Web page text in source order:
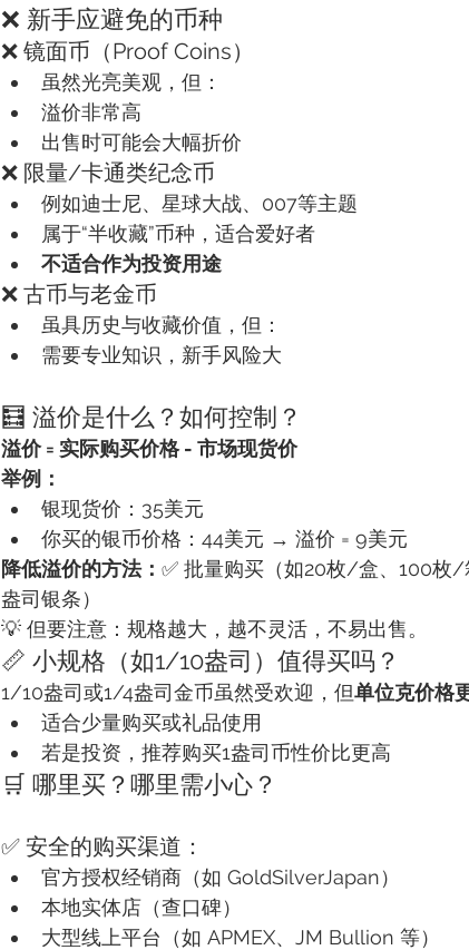
❌ 新手应避免的币种
❌ 镜面币（Proof Coins）
虽然光亮美观，但：
溢价非常高
出售时可能会大幅折价
❌ 限量/卡通类纪念币
例如迪士尼、星球大战、007等主题
属于“半收藏”币种，适合爱好者
不适合作为投资用途
❌ 古币与老金币
虽具历史与收藏价值，但：
需要专业知识，新手风险大
🧮 溢价是什么？如何控制？
溢价 = 实际购买价格 - 市场现货价
举例：
银现货价：35美元
你买的银币价格：44美元 → 溢价 = 9美元
降低溢价的方法： ✅ 批量购买（如20枚/盒、100枚/
盎司银条）
💡 但要注意：规格越大，越不灵活，不易出售。
📏 小规格（如1/10盎司）值得买吗？
1/10盎司或1/4盎司金币虽然受欢迎，但单位克价格
适合少量购买或礼品使用
若是投资，推荐购买1盎司币性价比更高
🛒 哪里买？哪里需小心？
✅ 安全的购买渠道：
官方授权经销商（如 GoldSilverJapan）
本地实体店（查口碑）
大型线上平台（如 APMEX、JM Bullion 等）